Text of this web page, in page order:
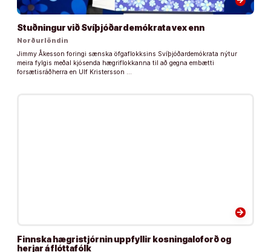
Stuðningur við Svíþjóðardemókrata vex enn
Norðurlöndin
Jimmy Åkesson foringi sænska öfgaflokksins Svíþjóðardemókrata nýtur
meira fylgis meðal kjósenda hægriflokkanna til að gegna embætti
forsætisráðherra en Ulf Kristersson …
arrow_forward
Finnska hægristjórnin uppfyllir kosningaloforð og
herjar á flóttafólk